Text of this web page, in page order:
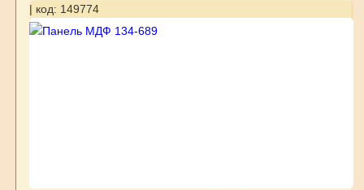
| код: 149774